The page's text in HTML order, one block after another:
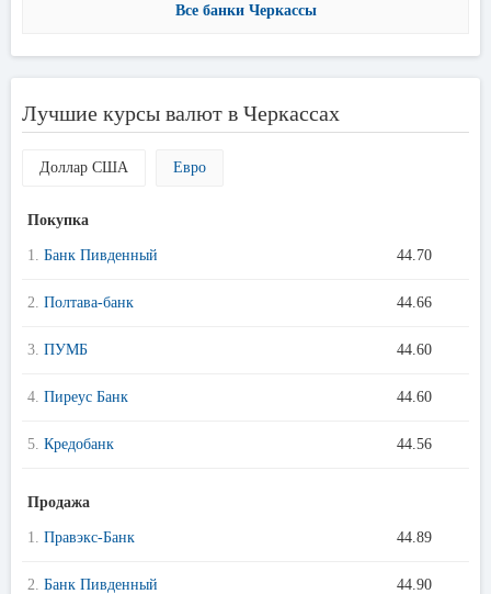
Все банки Черкассы
Лучшие курсы валют в Черкассах
Доллар США Евро
Покупка
1. Банк Пивденный 44.70
2. Полтава-банк 44.66
3. ПУМБ 44.60
4. Пиреус Банк 44.60
5. Кредобанк 44.56
Продажа
1. Правэкс-Банк 44.89
2. Банк Пивденный 44.90